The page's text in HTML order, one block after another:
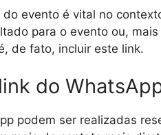
evento é vital no
para o evento ou,
de fato, incluir este link.
do
podem ser realizadas